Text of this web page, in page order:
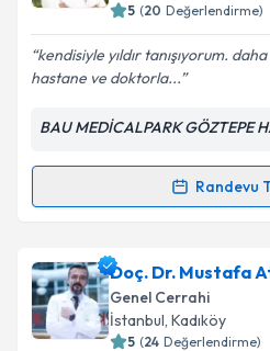
Kişisel verilerimin
kapsamda işlenmesini
5 (20 Değerlendirme)
kendisiyle yıldır tanışıyorum.
hastane ve doktorla...
BAU MEDİCALPARK GÖZTEPE
Randevu
Randevu Takvimi
Op. Dr. Nuray Ayper
talebi oluşturun. Size bu
için bir takvim
bilgilendireceğiz.
Doç. Dr. Mustafa
Genel Cerrahi
İstanbul, Kadıköy
5 (24 Değerlendirme)